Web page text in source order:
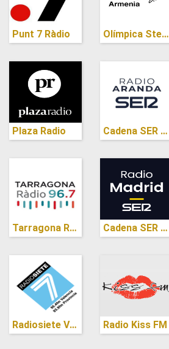
Punt 7 Ràdio Olímpica Stereo (Armenia)
Plaza Radio Cadena SER (Aranda)
Tarragona Radio Cadena SER (Madrid)
Radiosiete Valencia Radio Kiss FM